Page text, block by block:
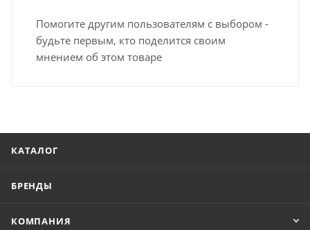
Помогите другим пользователям с выбором -
будьте первым, кто поделится своим
мнением об этом товаре
КАТАЛОГ
БРЕНДЫ
КОМПАНИЯ